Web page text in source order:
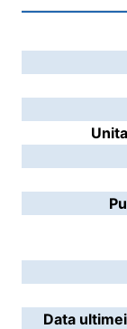
Data